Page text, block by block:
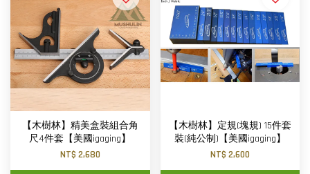
【木樹林】精美盒裝組合角
尺4件套【美國igaging】
NT$ 2,680
【木樹林】定規(塊規) 15件套
裝(純公制)【美國igaging】
NT$ 2,600